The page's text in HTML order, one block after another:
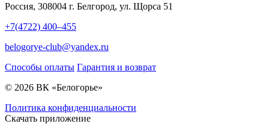
Россия, 308004 г. Белгород, ул. Щорса 51
+7(4722) 400–455
belogorye-club@yandex.ru
Способы оплаты Гарантия и возврат
© 2026 ВК «Белогорье»
Политика конфиденциальности
Скачать приложение